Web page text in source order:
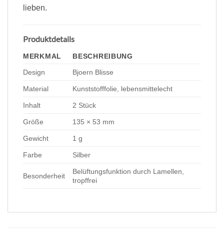
lieben.
Produktdetails
MERKMAL
BESCHREIBUNG
Design
Bjoern Blisse
Material Kunststofffolie, lebensmittelecht
Inhalt 2 Stück
Größe 135 × 53 mm
Gewicht 1 g
Farbe Silber
Besonderheit
Belüftungsfunktion durch Lamellen,
tropffrei